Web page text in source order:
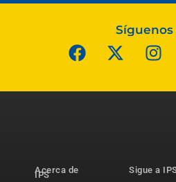
Síguenos
Acerca de
IPS
Sigue a